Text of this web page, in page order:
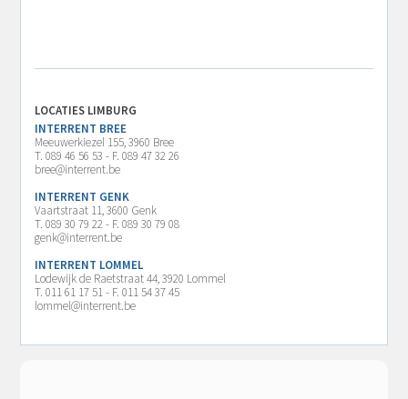
LOCATIES LIMBURG
INTERRENT BREE
Meeuwerkiezel 155, 3960 Bree
T. 089 46 56 53 - F. 089 47 32 26
bree@interrent.be
INTERRENT GENK
Vaartstraat 11, 3600 Genk
T. 089 30 79 22 - F. 089 30 79 08
genk@interrent.be
INTERRENT LOMMEL
Lodewijk de Raetstraat 44, 3920 Lommel
T. 011 61 17 51 - F. 011 54 37 45
lommel@interrent.be